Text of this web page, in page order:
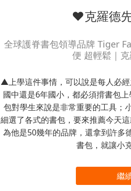
❤克羅德
全球護脊書包領導品牌 Tiger
便 超輕鬆｜
▲上學這件事情，可以說是每人必
國中還是6年國小，都必須揹書包
包對學生來說是非常重要的工具；
細選了各式的書包，要來推薦今天
為他是50幾年的品牌，還拿到許多
書包，就讓小
繼